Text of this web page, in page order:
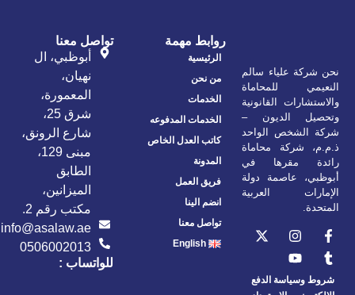
نحن شركة علياء سالم
النعيمي للمحاماة
والاستشارات القانونية
وتحصيل الديون –
شركة الشخص الواحد
ذ.م.م، شركة محاماة
رائدة مقرها في
أبوظبي، عاصمة دولة
الإمارات العربية
المتحدة.
شروط وسياسة الدفع
روابط مهمة
الرئيسية
من نحن
الخدمات
الخدمات المدفوعه
كاتب العدل الخاص
المدونة
فريق العمل
انضم الينا
تواصل معنا
English
تواصل معنا
أبوظبي، ال
نهيان،
المعمورة،
شرق 25،
شارع الرونق،
مبنى 129،
الطابق
الميزانين،
مكتب رقم 2.
info@asalaw.ae
0506002013
للواتساب :